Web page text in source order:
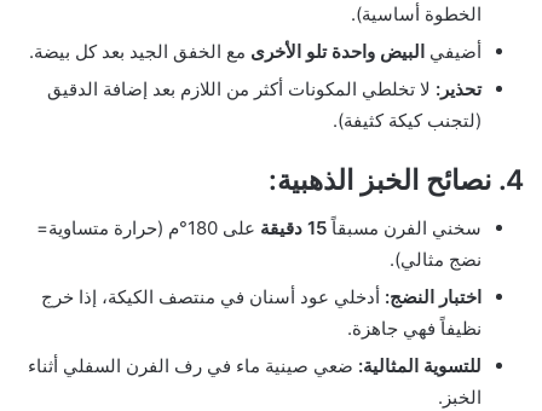
الخطوة أساسية).
أضيفي البيض واحدة تلو الأخرى مع الخفق الجيد بعد كل بيضة.
تحذير: لا تخلطي المكونات أكثر من اللازم بعد إضافة الدقيق
(لتجنب كيكة كثيفة).
4. نصائح الخبز الذهبية:
سخني الفرن مسبقاً 15 دقيقة
على 180°م (حرارة متساوية=
نضج مثالي).
اختبار النضج: أدخلي عود أسنان في منتصف الكيكة، إذا خرج
نظيفاً فهي جاهزة.
للتسوية المثالية: ضعي صينية ماء في رف الفرن السفلي أثناء
الخبز.